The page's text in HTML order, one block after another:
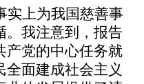
实上为我国慈善事
。我注意到，报告
产党的中心任务就
面建成社会主义